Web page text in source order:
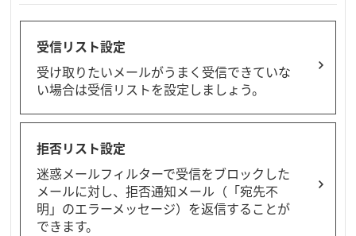
受信リスト設定
受け取りたいメールがうまく受信できていな
い場合は受信リストを設定しましょう。
拒否リスト設定
迷惑メールフィルターで受信をブロックした
メールに対し、拒否通知メール（「宛先不
明」のエラーメッセージ）を返信することが
できます。